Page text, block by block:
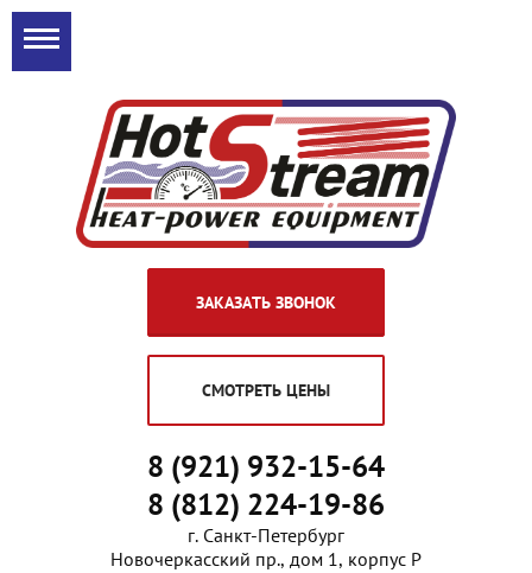
ЗАКАЗАТЬ ЗВОНОК
СМОТРЕТЬ ЦЕНЫ
8 (921) 932-15-64
8 (812) 224-19-86
г. Санкт-Петербург
Новочеркасский пр., дом 1, корпус Р